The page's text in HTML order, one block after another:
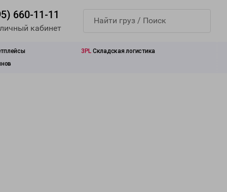
660-11-11
кабинет
3PL Складская логистика